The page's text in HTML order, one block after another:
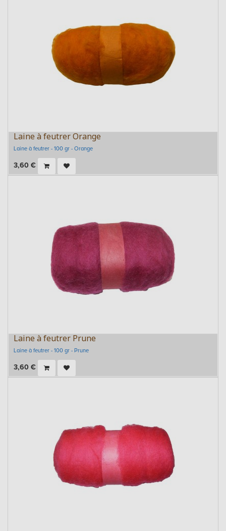
Laine à feutrer Orange
Laine à feutrer - 100 gr - Orange
3,60 €
Laine à feutrer Prune
Laine à feutrer - 100 gr - Prune
3,60 €